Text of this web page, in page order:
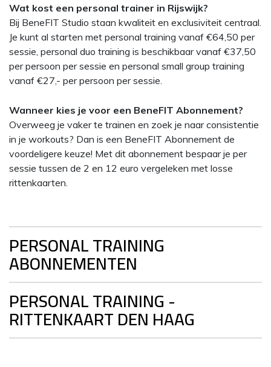
Wat kost een personal trainer in Rijswijk?
Bij BeneFIT Studio staan kwaliteit en exclusiviteit centraal.
Je kunt al starten met personal training vanaf €64,50 per
sessie, personal duo training is beschikbaar vanaf €37,50
per persoon per sessie en personal small group training
vanaf €27,- per persoon per sessie.
Wanneer kies je voor een BeneFIT Abonnement?
Overweeg je vaker te trainen en zoek je naar consistentie
in je workouts? Dan is een BeneFIT Abonnement de
voordeligere keuze! Met dit abonnement bespaar je per
sessie tussen de 2 en 12 euro vergeleken met losse
rittenkaarten.
PERSONAL TRAINING
ABONNEMENTEN
PERSONAL TRAINING -
RITTENKAART DEN HAAG